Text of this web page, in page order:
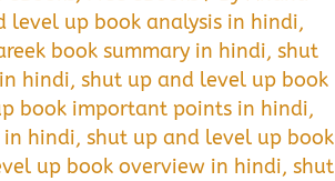
level up book analysis in hindi,
book summary in hindi,shut
hindi,shut up and level up book
book important points in hindi,
in hindi,shut up and level up book
up book overview in hindi,shut